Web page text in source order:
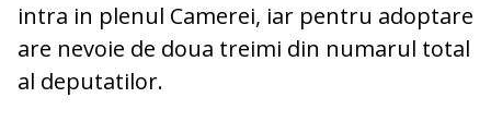
intra in plenul Camerei, iar pentru adoptare
are nevoie de doua treimi din numarul total
al deputatilor.